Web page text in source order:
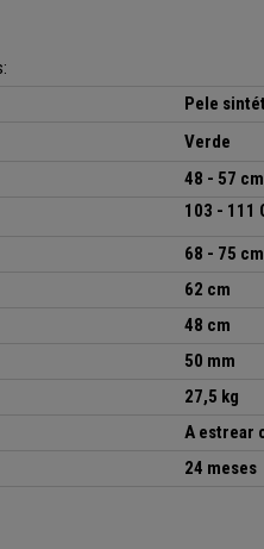
Pele
Verde
48 - 57 cm
103 - 111
68 - 75 cm
62 cm
48 cm
50 mm
27,5 kg
A estrear
24 meses